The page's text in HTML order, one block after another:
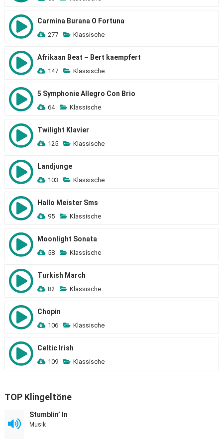
Carmina Burana O Fortuna
277 Klassische
Afrikaan Beat – Bert kaempfert
147 Klassische
5 Symphonie Allegro Con Brio
64 Klassische
Twilight Klavier
125 Klassische
Landjunge
103 Klassische
Hallo Meister Sms
95 Klassische
Moonlight Sonata
58 Klassische
Turkish March
82 Klassische
Chopin
106 Klassische
Celtic Irish
109 Klassische
TOP Klingeltöne
Stumblin’ In
Musik